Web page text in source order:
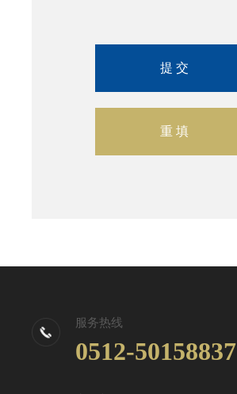
服务热线
0512-50158837